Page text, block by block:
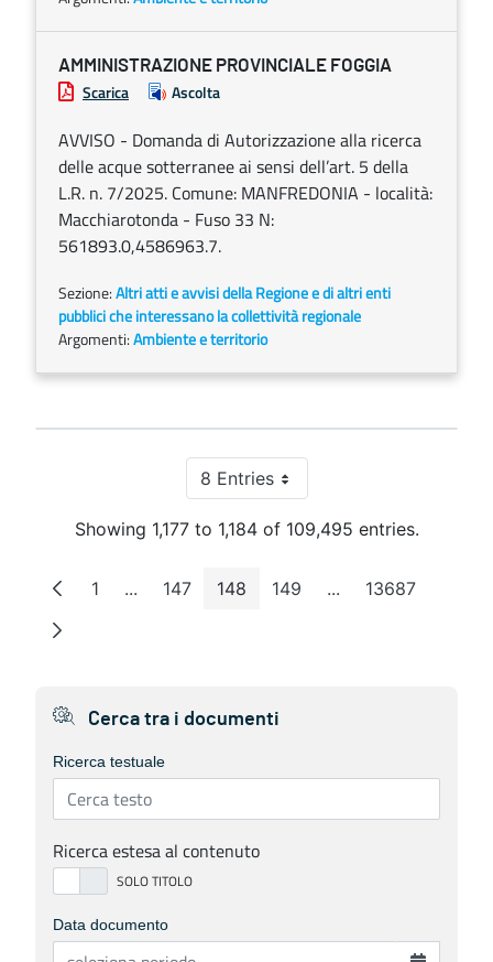
AMMINISTRAZIONE PROVINCIALE FOGGIA
Scarica Ascolta
AVVISO - Domanda di Autorizzazione alla ricerca
delle acque sotterranee ai sensi dell’art. 5 della
L.R. n. 7/2025. Comune: MANFREDONIA - località:
Macchiarotonda - Fuso 33 N:
561893.0,4586963.7.
Sezione:Altri atti e avvisi della Regione e di altri enti
pubblici che interessano la collettività regionale
Argomenti:Ambiente e territorio
8 EntriesPer Page
Showing 1,177 to 1,184 of 109,495 entries.
Page
1 ...Intermediate Pages
Page
147 Page
148 Page
149 ...Intermediate Pages
Page
13687
Cerca tra i documenti
Ricerca testuale
Ricerca estesa al contenuto
Data documento